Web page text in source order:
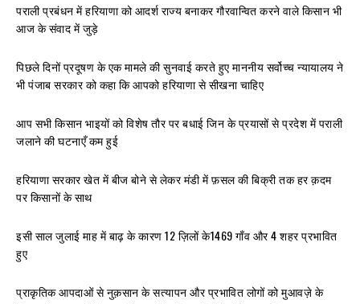
पराली प्रबंधन में हरियाणा को आदर्श राज्य बनाकर गौरवान्वित करने वाले किसान भी
आज के संवाद में जुड़े
पिछले दिनों प्रदूषण के एक मामले की सुनवाई करते हुए माननीय सर्वोच्च न्यायालय ने
भी पंजाब सरकार को कहा कि आपको हरियाणा से सीखना चाहिए
आप सभी किसान भाइयों को विशेष तौर पर बधाई जिन के प्रयासों से प्रदेश में पराली
जलाने की घटनाएँ कम हुई
हरियाणा सरकार खेत में बीज बोने से लेकर मंडी में फ़सल की बिक्री तक हर क़दम
पर किसानों के साथ
इसी साल जुलाई माह में बाढ़ के कारण 12 ज़िलों के1469 गाँव और 4 शहर प्रभावित
हुए
प्राकृतिक आपदाओं से नुक़सान के सत्यापन और प्रभावित लोगों को मुआवज़े के